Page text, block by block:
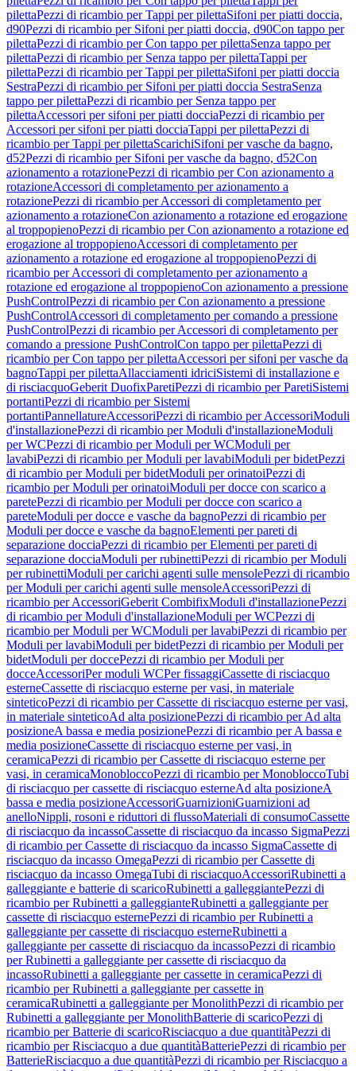
pilettaPezzi di ricambio per Tappi per pilettaSifoni per piatti doccia,
d90Pezzi di ricambio per Sifoni per piatti doccia, d90Con tappo per
pilettaPezzi di ricambio per Con tappo per pilettaSenza tappo per
pilettaPezzi di ricambio per Senza tappo per pilettaTappi per
pilettaPezzi di ricambio per Tappi per pilettaSifoni per piatti doccia
SestraPezzi di ricambio per Sifoni per piatti doccia SestraSenza
tappo per pilettaPezzi di ricambio per Senza tappo per
pilettaAccessori per sifoni per piatti docciaPezzi di ricambio per
Accessori per sifoni per piatti docciaTappi per pilettaPezzi di
ricambio per Tappi per pilettaScarichiSifoni per vasche da bagno,
d52Pezzi di ricambio per Sifoni per vasche da bagno, d52Con
azionamento a rotazionePezzi di ricambio per Con azionamento a
rotazioneAccessori di completamento per azionamento a
rotazionePezzi di ricambio per Accessori di completamento per
azionamento a rotazioneCon azionamento a rotazione ed erogazione
al troppopienoPezzi di ricambio per Con azionamento a rotazione ed
erogazione al troppopienoAccessori di completamento per
azionamento a rotazione ed erogazione al troppopienoPezzi di
ricambio per Accessori di completamento per azionamento a
rotazione ed erogazione al troppopienoCon azionamento a pressione
PushControlPezzi di ricambio per Con azionamento a pressione
PushControlAccessori di completamento per comando a pressione
PushControlPezzi di ricambio per Accessori di completamento per
comando a pressione PushControlCon tappo per pilettaPezzi di
ricambio per Con tappo per pilettaAccessori per sifoni per vasche da
bagnoTappi per pilettaAllacciamenti idriciSistemi di installazione e
di risciacquoGeberit DuofixParetiPezzi di ricambio per ParetiSistemi
portantiPezzi di ricambio per Sistemi
portantiPannellatureAccessoriPezzi di ricambio per AccessoriModuli
d'installazionePezzi di ricambio per Moduli d'installazioneModuli
per WCPezzi di ricambio per Moduli per WCModuli per
lavabiPezzi di ricambio per Moduli per lavabiModuli per bidetPezzi
di ricambio per Moduli per bidetModuli per orinatoiPezzi di
ricambio per Moduli per orinatoiModuli per docce con scarico a
paretePezzi di ricambio per Moduli per docce con scarico a
pareteModuli per docce e vasche da bagnoPezzi di ricambio per
Moduli per docce e vasche da bagnoElementi per pareti di
separazione docciaPezzi di ricambio per Elementi per pareti di
separazione docciaModuli per rubinettiPezzi di ricambio per Moduli
per rubinettiModuli per carichi agenti sulle mensolePezzi di ricambio
per Moduli per carichi agenti sulle mensoleAccessoriPezzi di
ricambio per AccessoriGeberit CombifixModuli d'installazionePezzi
di ricambio per Moduli d'installazioneModuli per WCPezzi di
ricambio per Moduli per WCModuli per lavabiPezzi di ricambio per
Moduli per lavabiModuli per bidetPezzi di ricambio per Moduli per
bidetModuli per doccePezzi di ricambio per Moduli per
docceAccessoriPer moduli WCPer fissaggiCassette di risciacquo
esterneCassette di risciacquo esterne per vasi, in materiale
sinteticoPezzi di ricambio per Cassette di risciacquo esterne per vasi,
in materiale sinteticoAd alta posizionePezzi di ricambio per Ad alta
posizioneA bassa e media posizionePezzi di ricambio per A bassa e
media posizioneCassette di risciacquo esterne per vasi, in
ceramicaPezzi di ricambio per Cassette di risciacquo esterne per
vasi, in ceramicaMonobloccoPezzi di ricambio per MonobloccoTubi
di risciacquo per cassette di risciacquo esterneAd alta posizioneA
bassa e media posizioneAccessoriGuarnizioniGuarnizioni ad
anelloNippli, rosoni e riduttori di flussoMateriali di consumoCassette
di risciacquo da incassoCassette di risciacquo da incasso SigmaPezzi
di ricambio per Cassette di risciacquo da incasso SigmaCassette di
risciacquo da incasso OmegaPezzi di ricambio per Cassette di
risciacquo da incasso OmegaTubi di risciacquoAccessoriRubinetti a
galleggiante e batterie di scaricoRubinetti a galleggiantePezzi di
ricambio per Rubinetti a galleggianteRubinetti a galleggiante per
cassette di risciacquo esternePezzi di ricambio per Rubinetti a
galleggiante per cassette di risciacquo esterneRubinetti a
galleggiante per cassette di risciacquo da incassoPezzi di ricambio
per Rubinetti a galleggiante per cassette di risciacquo da
incassoRubinetti a galleggiante per cassette in ceramicaPezzi di
ricambio per Rubinetti a galleggiante per cassette in
ceramicaRubinetti a galleggiante per MonolithPezzi di ricambio per
Rubinetti a galleggiante per MonolithBatterie di scaricoPezzi di
ricambio per Batterie di scaricoRisciacquo a due quantitàPezzi di
ricambio per Risciacquo a due quantitàBatteriePezzi di ricambio per
BatterieRisciacquo a due quantitàPezzi di ricambio per Risciacquo a